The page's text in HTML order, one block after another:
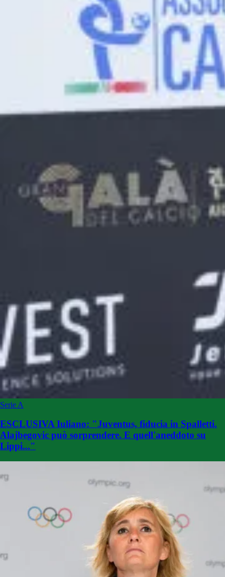
Serie A
ESCLUSIVA Iuliano: "Juventus, fiducia in Spalletti.
Alajbegovic può sorprendere. E quell'aneddoto su
Lippi..."